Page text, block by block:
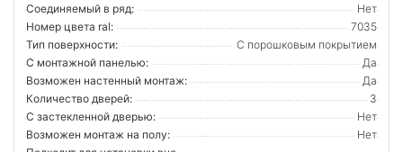
Соединяемый в ряд:
Нет
Номер цвета ral:
7035
Тип поверхности:
С порошковым покрытием
С монтажной панелью:
Да
Возможен настенный монтаж:
Да
Количество дверей:
3
С застекленной дверью:
Нет
Возможен монтаж на полу:
Нет